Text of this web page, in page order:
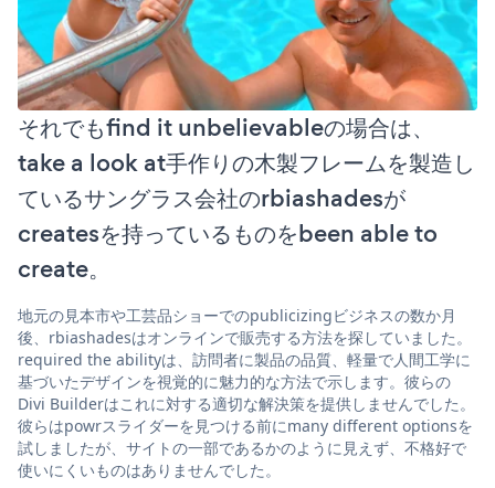
それでもfind it unbelievableの場合は、
take a look at手作りの木製フレームを製造し
ているサングラス会社のrbiashadesが
createsを持っているものをbeen able to
create。
地元の見本市や工芸品ショーでのpublicizingビジネスの数か月
後、rbiashadesはオンラインで販売する方法を探していました。
required the abilityは、訪問者に製品の品質、軽量で人間工学に
基づいたデザインを視覚的に魅力的な方法で示します。彼らの
Divi Builderはこれに対する適切な解決策を提供しませんでした。
彼らはpowrスライダーを見つける前にmany different optionsを
試しましたが、サイトの一部であるかのように見えず、不格好で
使いにくいものはありませんでした。